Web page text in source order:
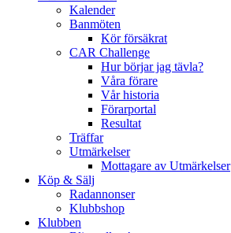
Kalender
Banmöten
Kör försäkrat
CAR Challenge
Hur börjar jag tävla?
Våra förare
Vår historia
Förarportal
Resultat
Träffar
Utmärkelser
Mottagare av Utmärkelser
Köp & Sälj
Radannonser
Klubbshop
Klubben